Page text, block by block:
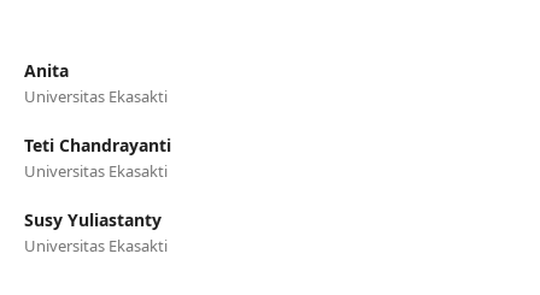
Anita
Universitas Ekasakti
Teti Chandrayanti
Universitas Ekasakti
Susy Yuliastanty
Universitas Ekasakti